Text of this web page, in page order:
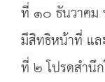
ที่ ๑๐ ธันวาคม
มีสิทธิหน้าที่ แล
ที่ ๒ โปรดสำนึ